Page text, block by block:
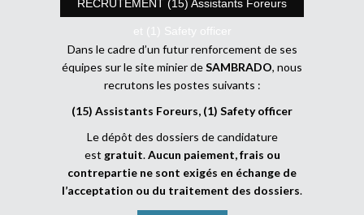
RECRUTEMENT (15) Assistants Foreurs
et (1) Safety officer
Dans le cadre d’un futur renforcement de ses
équipes sur le site minier deSAMBRADO, nous
recrutons les postes suivants :
(15) Assistants Foreurs, (1) Safety officer
Le dépôt des dossiers de candidature
est gratuit.Aucun paiement, frais ou
contrepartie ne sont exigés en échange de
l’acceptation ou du traitement des dossiers.